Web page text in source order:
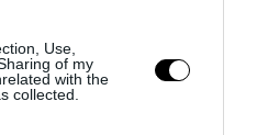
Use,
of my
with the
collected.